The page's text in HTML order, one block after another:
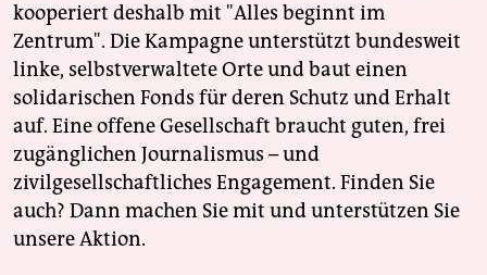
kooperiert deshalb mit "Alles beginnt im
Zentrum". Die Kampagne unterstützt bundesweit
linke, selbstverwaltete Orte und baut einen
solidarischen Fonds für deren Schutz und Erhalt
auf. Eine offene Gesellschaft braucht guten, frei
zugänglichen Journalismus – und
zivilgesellschaftliches Engagement. Finden Sie
auch? Dann machen Sie mit und unterstützen Sie
unsere Aktion.